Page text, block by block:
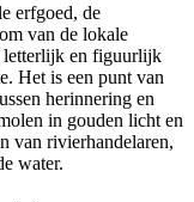
erfgoed, de
van de lokale
letterlijk en figuurlijk
Het is een punt van
herinnering en
in gouden licht en
van rivierhandelaren,
water.